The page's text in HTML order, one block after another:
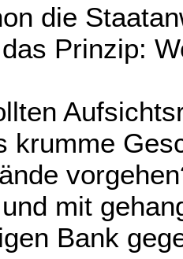
die
Prinzip:
krumme
mit
Bank